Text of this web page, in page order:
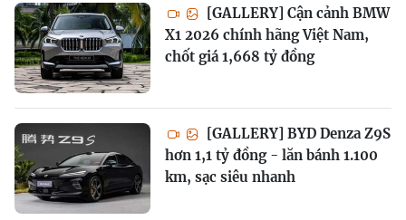
[GALLERY] Cận cảnh BMW
X1 2026 chính hãng Việt Nam,
chốt giá 1,668 tỷ đồng
[GALLERY] BYD Denza Z9S
hơn 1,1 tỷ đồng - lăn bánh 1.100
km, sạc siêu nhanh